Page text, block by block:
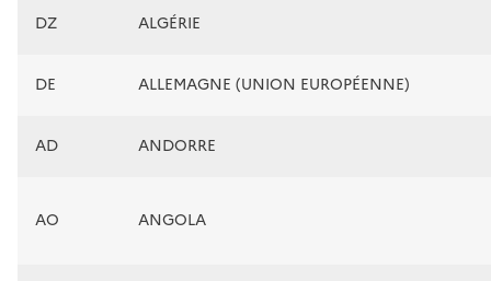
DZ ALGÉRIE
DE ALLEMAGNE (UNION EUROPÉENNE)
AD ANDORRE
AO ANGOLA